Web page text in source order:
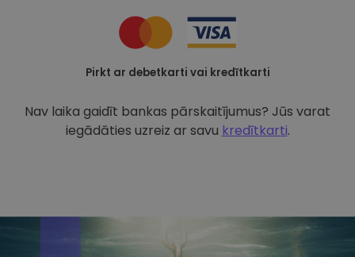
Pirkt ar debetkarti vai kredītkarti
Nav laika gaidīt bankas pārskaitījumus? Jūs varat
iegādāties uzreiz ar savu kredītkarti.